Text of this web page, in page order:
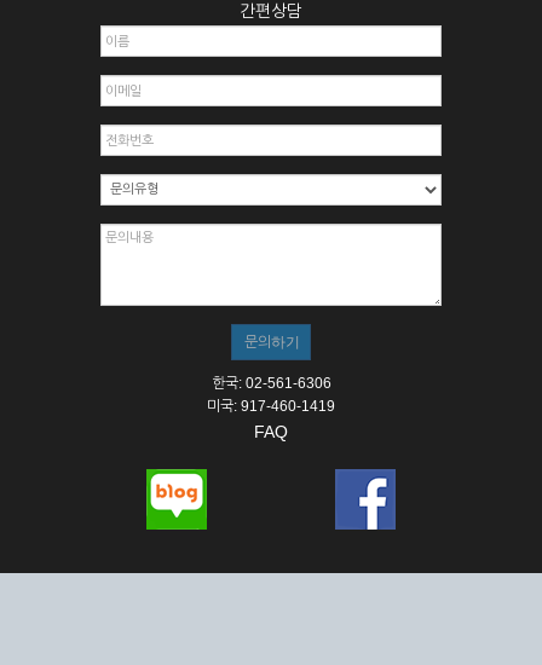
간편상담
한국: 02-561-6306
미국: 917-460-1419
FAQ